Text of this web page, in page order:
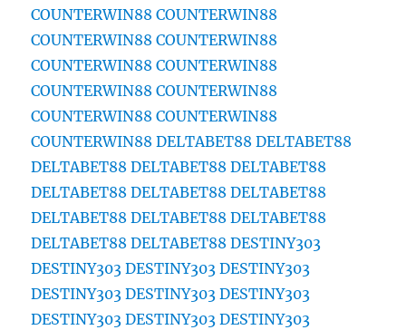
COUNTERWIN88 COUNTERWIN88
COUNTERWIN88 COUNTERWIN88
COUNTERWIN88 COUNTERWIN88
COUNTERWIN88 COUNTERWIN88
COUNTERWIN88 COUNTERWIN88
COUNTERWIN88 DELTABET88 DELTABET88
DELTABET88 DELTABET88 DELTABET88
DELTABET88 DELTABET88 DELTABET88
DELTABET88 DELTABET88 DELTABET88
DELTABET88 DELTABET88 DESTINY303
DESTINY303 DESTINY303 DESTINY303
DESTINY303 DESTINY303 DESTINY303
DESTINY303 DESTINY303 DESTINY303